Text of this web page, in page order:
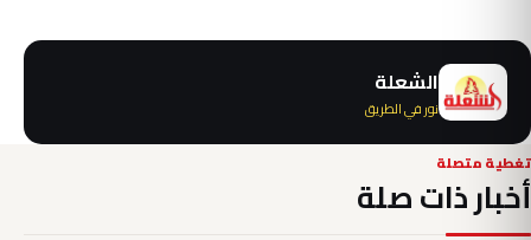
الشعلة
نور في الطريق
تغطية متصلة
أخبار ذات صلة